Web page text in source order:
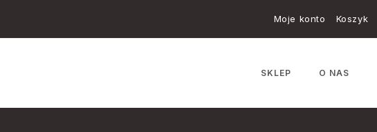
Moje konto Koszyk
SKLEP O NAS